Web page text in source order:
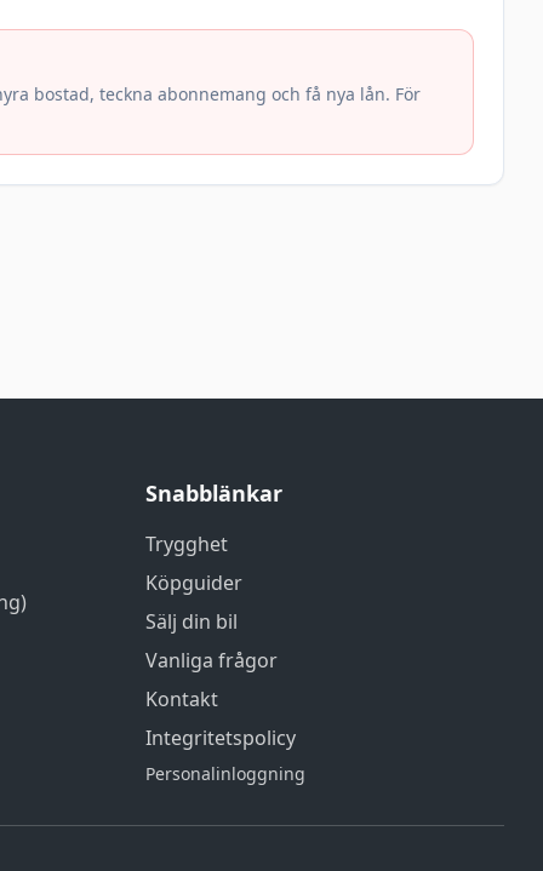
bostad, teckna abonnemang och få nya lån. För
Snabblänkar
Trygghet
Köpguider
Sälj din bil
Vanliga frågor
Kontakt
Integritetspolicy
Personalinloggning